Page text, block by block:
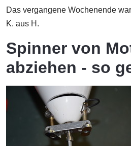
Das vergangene Wochenende
K. aus H.
Spinner von
abziehen - so